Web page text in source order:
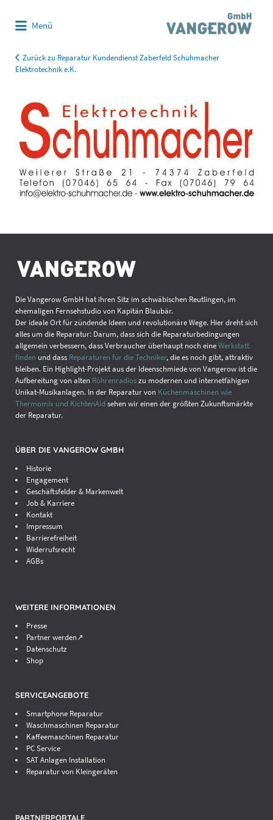
Menü
Zurück zu Reparatur Kundendienst Zaberfeld Schuhmacher
Elektrotechnik e.K.
Die Vangerow GmbH hat ihren Sitz im schwäbischen Reutlingen, im
ehemaligen Fernsehstudio von Kapitän Blaubär.
Der ideale Ort für zündende Ideen und revolutionäre Wege. Hier dreht sich
alles um die Reparatur: Darum, dass sich die Reparaturbedingungen
allgemein verbessern, dass Verbraucher überhaupt noch eineWerkstatt
finden und dass Reparaturen für die Techniker, die es noch gibt, attraktiv
bleiben. Ein Highlight-Projekt aus der Ideenschmiede von Vangerow ist die
Aufbereitung von alten Röhrenradioszu modernen und internetfähigen
Unikat-Musikanlagen. In der Reparatur von Küchenmaschinen wie
Thermomix und KichtenAid sehen wir einen der größten Zukunftsmärkte
der Reparatur.
ÜBER DIE VANGEROW GMBH
Historie
Engagement
Geschäftsfelder & Markenwelt
Job & Karriere
Kontakt
Impressum
Barrierefreiheit
Widerrufsrecht
AGBs
WEITERE INFORMATIONEN
Presse
Partner werden↗
Datenschutz
Shop
SERVICEANGEBOTE
Smartphone Reparatur
Waschmaschinen Reparatur
Kaffeemaschinen Reparatur
PC Service
SAT Anlagen Installation
Reparatur von Kleingeräten
PARTNERPORTALE